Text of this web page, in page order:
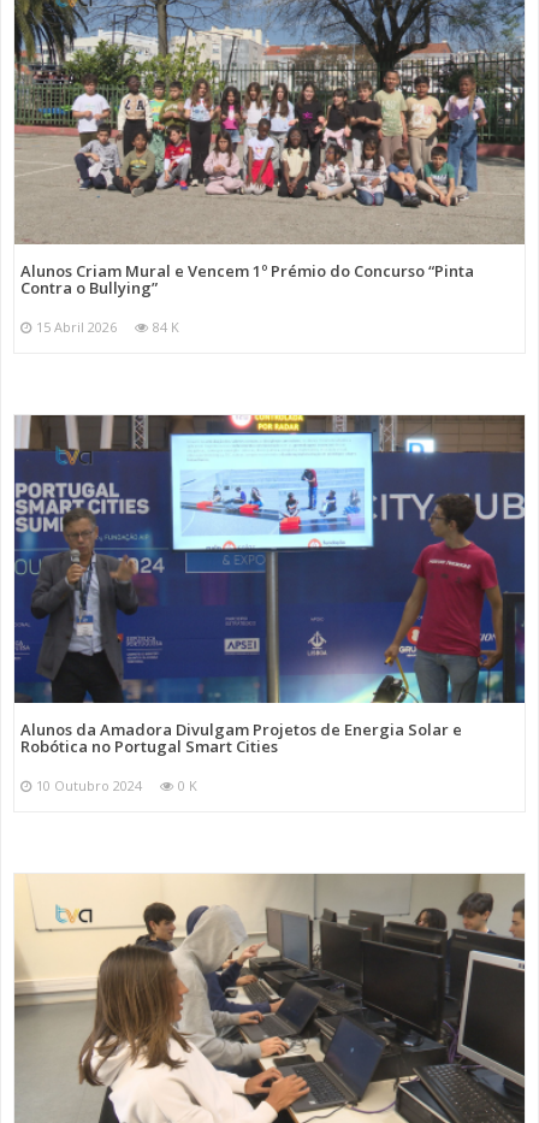
Alunos Criam Mural e Vencem 1º Prémio do Concurso “Pinta
Contra o Bullying”
15 Abril 2026 84 K
Alunos da Amadora Divulgam Projetos de Energia Solar e
Robótica no Portugal Smart Cities
10 Outubro 2024 0 K